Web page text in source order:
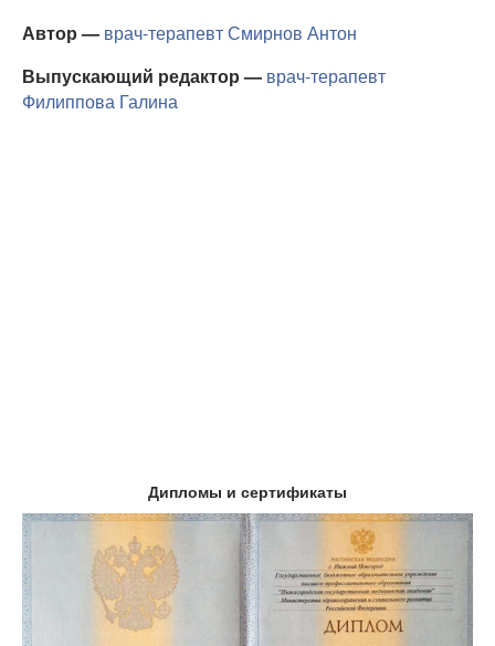
Автор — врач-терапевтСмирнов Антон
Выпускающий редактор — врач-терапевт
Филиппова Галина
Дипломы и сертификаты